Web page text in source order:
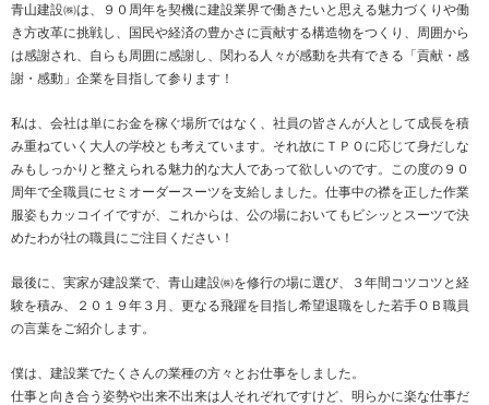
青山建設㈱は、９０周年を契機に建設業界で働きたいと思える魅力づくりや働
き方改革に挑戦し、国民や経済の豊かさに貢献する構造物をつくり、周囲から
は感謝され、自らも周囲に感謝し、関わる人々が感動を共有できる「貢献・感
謝・感動」企業を目指して参ります！
私は、会社は単にお金を稼ぐ場所ではなく、社員の皆さんが人として成長を積
み重ねていく大人の学校とも考えています。それ故にＴＰＯに応じて身だしな
みもしっかりと整えられる魅力的な大人であって欲しいのです。この度の９０
周年で全職員にセミオーダースーツを支給しました。仕事中の襟を正した作業
服姿もカッコイイですが、これからは、公の場においてもビシッとスーツで決
めたわが社の職員にご注目ください！
最後に、実家が建設業で、青山建設㈱を修行の場に選び、３年間コツコツと経
験を積み、２０１９年３月、更なる飛躍を目指し希望退職をした若手ＯＢ職員
の言葉をご紹介します。
僕は、建設業でたくさんの業種の方々とお仕事をしました。
仕事と向き合う姿勢や出来不出来は人それぞれですけど、明らかに楽な仕事だ